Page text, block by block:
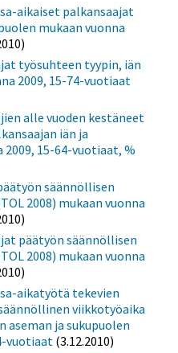
aikaiset palkansaajat
mukaan vuonna
työsuhteen tyypin, iän
2009, 15-74-vuotiaat
alle vuoden kestäneet
iän ja
2009, 15-64-vuotiaat, %
säännöllisen
2008) mukaan vuonna
päätyön säännöllisen
2008) mukaan vuonna
aikatyötä tekevien
viikkotyöaika
aseman ja sukupuolen
vuotiaat (3.12.2010)